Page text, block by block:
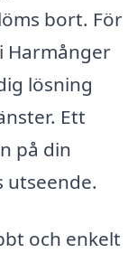
bort. För
Harmånger
lösning
Ett
på din
och enkelt